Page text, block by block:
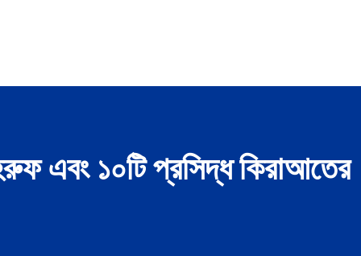
এবং ১০টি প্রসিদ্ধ কিরাআতের